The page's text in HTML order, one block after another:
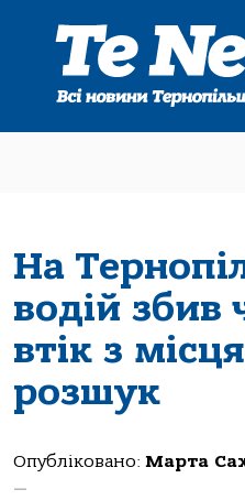
На
водій збив
втік з
розшук
Опубліковано: Марта
—